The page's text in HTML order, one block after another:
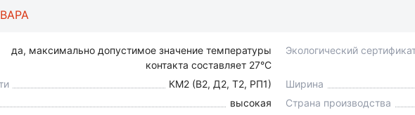
да, максимально допустимое значение температуры
контакта составляет 27°С
Экологический
КМ2 (В2, Д2, Т2, РП1) Ширина
высокая Страна производства